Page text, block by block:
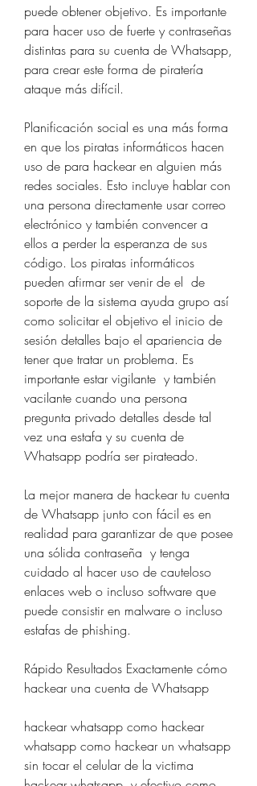
puede obtener objetivo. Es importante
para hacer uso de fuerte y contraseñas
distintas para su cuenta de Whatsapp,
para crear este forma de piratería
ataque más difícil.
Planificación social es una más forma
en que los piratas informáticos hacen
uso de para hackear en alguien más
redes sociales. Esto incluye hablar con
una persona directamente usar correo
electrónico y también convencer a
ellos a perder la esperanza de sus
código. Los piratas informáticos
pueden afirmar ser venir de el  de
soporte de la sistema ayuda grupo así
como solicitar el objetivo el inicio de
sesión detalles bajo el apariencia de
tener que tratar un problema. Es
importante estar vigilante  y también
vacilante cuando una persona
pregunta privado detalles desde tal
vez una estafa y su cuenta de
Whatsapp podría ser pirateado.
La mejor manera de hackear tu cuenta
de Whatsapp junto con fácil es en
realidad para garantizar de que posee
una sólida contraseña  y tenga
cuidado al hacer uso de cauteloso
enlaces web o incluso software que
puede consistir en malware o incluso
estafas de phishing.
Rápido Resultados Exactamente cómo
hackear una cuenta de Whatsapp
hackear whatsapp como hackear
whatsapp como hackear un whatsapp
sin tocar el celular de la victima